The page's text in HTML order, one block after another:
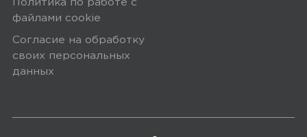
Политика по работе с
файлами сookie
Согласие на обработку
своих персональных
данных